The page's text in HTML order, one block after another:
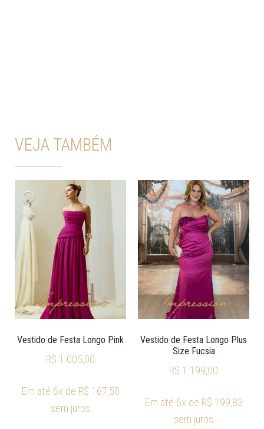
VEJA TAMBÉM
Vestido de Festa Longo Pink
R$ 1.005,00
Em até 6x de R$ 167,50
sem juros
Vestido de Festa Longo Plus
Size Fucsia
R$ 1.199,00
Em até 6x de R$ 199,83
sem juros